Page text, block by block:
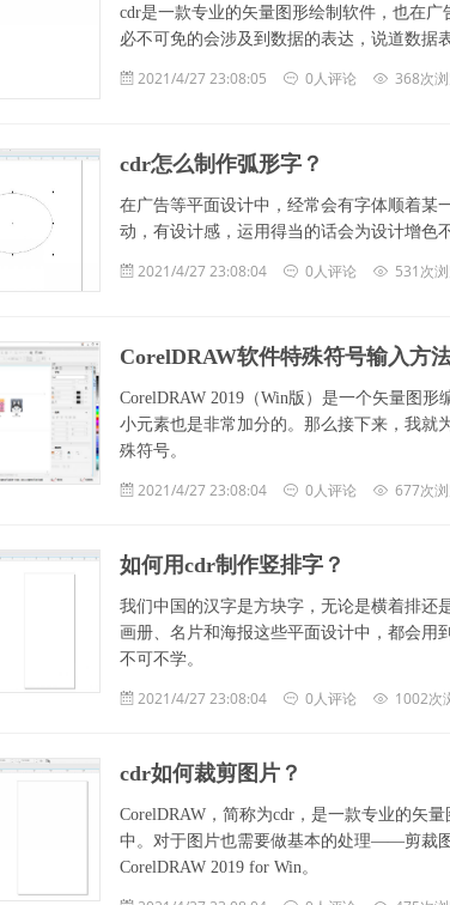
cdr是一款专业的矢量图形绘制软件，也在
必不可免的会涉及到数据的表达，说道数据
2021/4/27 23:08:05 0人评论 368次
cdr怎么制作弧形字？
在广告等平面设计中，经常会有字体顺着某
动，有设计感，运用得当的话会为设计增色不
2021/4/27 23:08:04 0人评论 531次
CorelDRAW软件特殊符号输入方
CorelDRAW 2019（Win版）是一个矢量图
小元素也是非常加分的。那么接下来，我就
殊符号。
2021/4/27 23:08:04 0人评论 677次
如何用cdr制作竖排字？
我们中国的汉字是方块字，无论是横着排还
画册、名片和海报这些平面设计中，都会用
不可不学。
2021/4/27 23:08:04 0人评论 1002次
cdr如何裁剪图片？
CorelDRAW，简称为cdr，是一款专业的矢
中。对于图片也需要做基本的处理——剪裁
CorelDRAW 2019 for Win。